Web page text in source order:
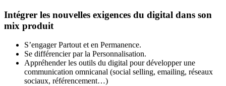
Intégrer les nouvelles exigences du digital dans son
mix produit
S’engager Partout et en Permanence.
Se différencier par la Personnalisation.
Appréhender les outils du digital pour développer une
communication omnicanal (social selling, emailing, réseaux
sociaux, référencement…)